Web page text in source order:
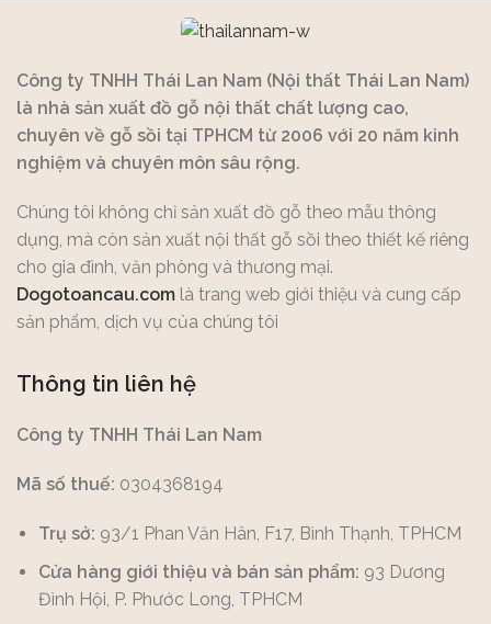
Công ty TNHH Thái Lan Nam (Nội thất Thái Lan Nam)
là nhà sản xuất đồ gỗ nội thất chất lượng cao,
chuyên về gỗ sồi tại TPHCM từ 2006 với 20 năm kinh
nghiệm và chuyên môn sâu rộng.
Chúng tôi không chỉ sản xuất đồ gỗ theo mẫu thông
dụng, mà còn sản xuất nội thất gỗ sồi theo thiết kế riêng
cho gia đình, văn phòng và thương mại.
Dogotoancau.com là trang web giới thiệu và cung cấp
sản phẩm, dịch vụ của chúng tôi
Thông tin liên hệ
Công ty TNHH Thái Lan Nam
Mã số thuế: 0304368194
Trụ sở: 93/1 Phan Văn Hân, F17, Bình Thạnh, TPHCM
Cửa hàng giới thiệu và bán sản phẩm: 93 Dương
Đình Hội, P. Phước Long, TPHCM